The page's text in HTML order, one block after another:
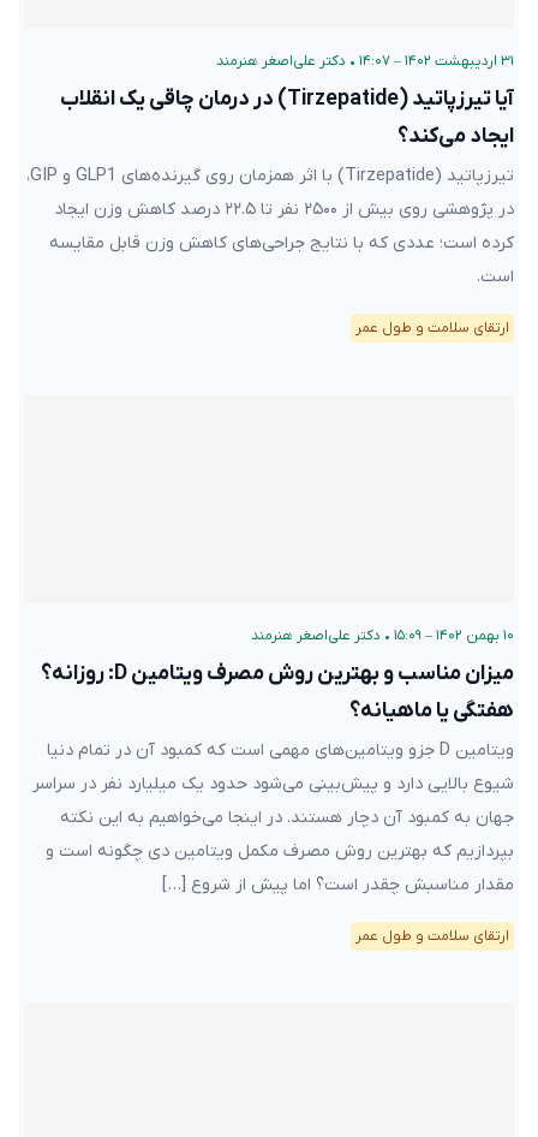
۳۱ اردیبهشت ۱۴۰۲ – ۱۴:۰۷ • دکتر علی‌اصغر هنرمند
آیا تیرزپاتید (Tirzepatide) در درمان چاقی یک انقلاب
ایجاد می‌کند؟
تیرزپاتید (Tirzepatide) با اثر همزمان روی گیرنده‌های GLP1 و GIP،
در پژوهشی روی بیش از ۲۵۰۰ نفر تا ۲۲.۵ درصد کاهش وزن ایجاد
کرده است؛ عددی که با نتایج جراحی‌های کاهش وزن قابل مقایسه
است.
ارتقای سلامت و طول عمر
۱۰ بهمن ۱۴۰۲ – ۱۵:۰۹ • دکتر علی‌اصغر هنرمند
میزان مناسب و بهترین روش مصرف ویتامین D: روزانه؟
هفتگی یا ماهیانه؟
ویتامین D جزو ویتامین‌های مهمی است که کمبود آن در تمام دنیا
شیوع بالایی دارد و پیش‌بینی می‌شود حدود یک میلیارد نفر در سراسر
جهان به کمبود آن دچار هستند. در اینجا می‌خواهیم به این نکته
بپردازیم که بهترین روش مصرف مکمل ویتامین دی چگونه است و
مقدار مناسبش چقدر است؟ اما پیش از شروع […]
ارتقای سلامت و طول عمر